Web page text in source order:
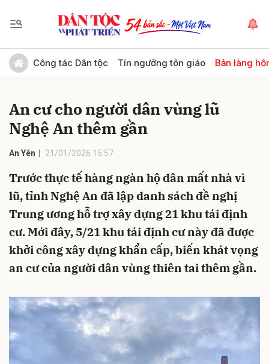
Công tác Dân tộc Tín ngưỡng tôn giáo Bản làng
An cư cho người dân vùng lũ
Nghệ An thêm gần
An Yên 21/01/2026 15:57
Trước thực tế hàng ngàn hộ dân mất nhà vì
lũ, tỉnh Nghệ An đã lập danh sách đề nghị
Trung ương hỗ trợ xây dựng 21 khu tái định
cư. Mới đây, 5/21 khu tái định cư này đã được
khởi công xây dựng khẩn cấp, biến khát vọng
an cư của người dân vùng thiên tai thêm gần.
Gửi bình luận
Hủy Gửi